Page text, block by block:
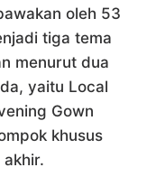
oleh 53
tiga tema
menurut dua
yaitu Local
Gown
khusus